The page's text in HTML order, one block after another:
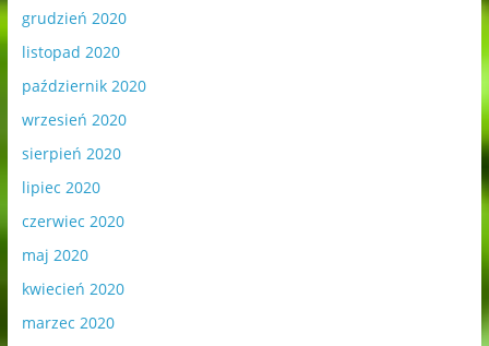
grudzień 2020
listopad 2020
październik 2020
wrzesień 2020
sierpień 2020
lipiec 2020
czerwiec 2020
maj 2020
kwiecień 2020
marzec 2020